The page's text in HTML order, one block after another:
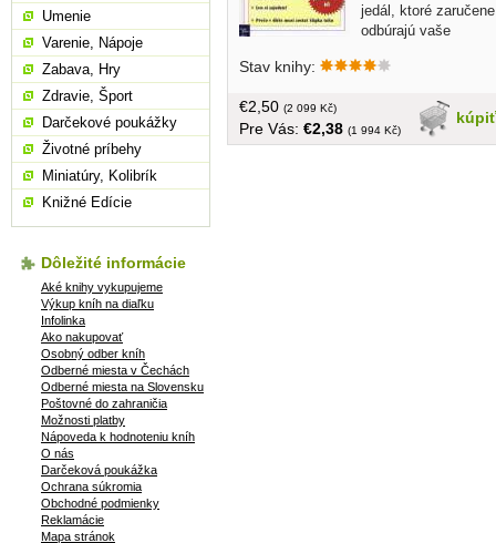
jedál, ktoré zaručene
odbúrajú vaše
prečo hladovky nemajú zmysel a či je
knihe je tiež recept na zázračný nápoj
na schudnutie, chutné dezerty, pri
ktorých vás neprepadne pocit viny, 99
Stav knihy:
kúpiť
€2,50 (2 099 Kč)
Pre Vás: €2,38 (1 994 Kč)
Umenie
Varenie, Nápoje
Zabava, Hry
Zdravie, Šport
Darčekové poukážky
Životné príbehy
Miniatúry, Kolibrík
Knižné Edície
Dôležité informácie
Aké knihy vykupujeme
Výkup kníh na diaľku
Infolinka
Ako nakupovať
Osobný odber kníh
Odberné miesta v Čechách
Odberné miesta na Slovensku
Poštovné do zahraničia
Možnosti platby
Nápoveda k hodnoteniu kníh
O nás
Darčeková poukážka
Ochrana súkromia
Obchodné podmienky
Reklamácie
Mapa stránok